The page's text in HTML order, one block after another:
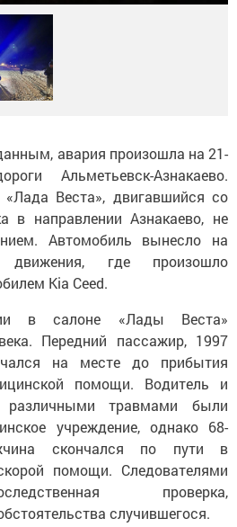
авария произошла на 21-
Альметьевск-Азнакаево.
Веста», двигавшийся со
в направлении Азнакаево, не
Автомобиль вынесло на
движения, где произошло
Kia Ceed.
в салоне «Лады Веста»
Передний пассажир, 1997
на месте до прибытия
помощи. Водитель и
травмами были
учреждение, однако 68-
скончался по пути в
помощи. Следователями
проверка,
случившегося.